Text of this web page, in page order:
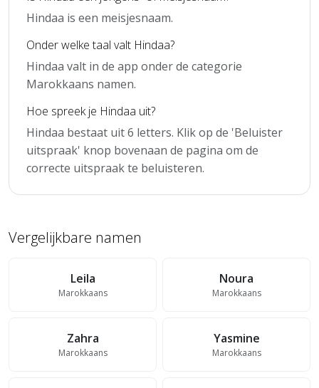
Hindaa is een meisjesnaam.
Onder welke taal valt Hindaa?
Hindaa valt in de app onder de categorie
Marokkaans namen.
Hoe spreek je Hindaa uit?
Hindaa bestaat uit 6 letters. Klik op de 'Beluister
uitspraak' knop bovenaan de pagina om de
correcte uitspraak te beluisteren.
Vergelijkbare namen
Leila
Marokkaans
Noura
Marokkaans
Zahra
Marokkaans
Yasmine
Marokkaans